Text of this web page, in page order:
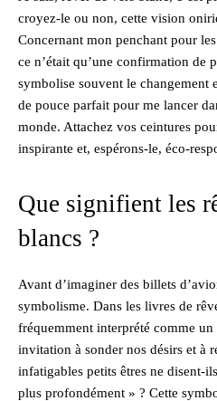
croyez-le ou non, cette vision
Concernant mon penchant pour
ce n’était qu’une confirmation de
symbolise souvent le changement
de pouce parfait pour me lancer
monde. Attachez vos ceintures
inspirante et, espérons-le, éco-
Que signifient les
blancs ?
Avant d’imaginer des billets
symbolisme. Dans les livres de
fréquemment interprété comme
invitation à sonder nos désirs et à
infatigables petits êtres ne disent-
plus profondément » ? Cette